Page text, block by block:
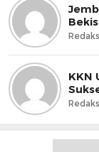
KKN